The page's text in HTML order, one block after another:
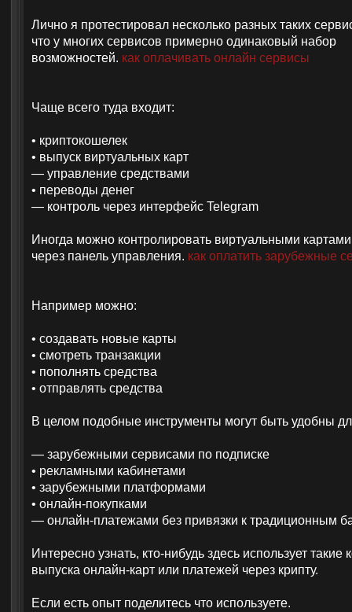
Лично я протестировал несколько разных таких
что у многих сервисов примерно одинаковый набор
возможностей. как оплачивать онлайн сервисы
Чаще всего туда входит:
• криптокошелек
• выпуск виртуальных карт
— управление средствами
• переводы денег
— контроль через интерфейс Telegram
Иногда можно контролировать виртуальными
через панель управления. как оплатить зарубежные
Например можно:
• создавать новые карты
• смотреть транзакции
• пополнять средства
• отправлять средства
В целом подобные инструменты могут быть удобны
— зарубежными сервисами по подписке
• рекламными кабинетами
• зарубежными платформами
• онлайн-покупками
— онлайн-платежами без привязки к традиционным
Интересно узнать, кто-нибудь здесь использует такие
выпуска онлайн-карт или платежей через крипту.
Если есть опыт поделитесь что используете.